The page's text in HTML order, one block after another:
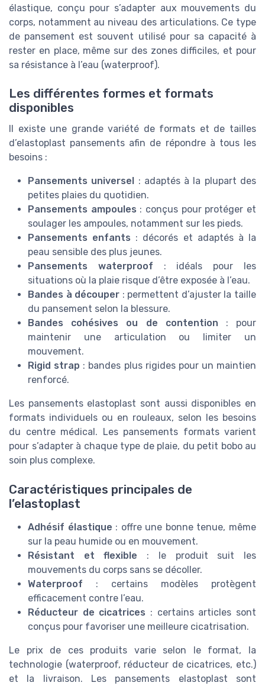
élastique, conçu pour s’adapter aux mouvements du
corps, notamment au niveau des articulations. Ce type
de pansement est souvent utilisé pour sa capacité à
rester en place, même sur des zones difficiles, et pour
sa résistance à l’eau (waterproof).
Les différentes formes et formats
disponibles
Il existe une grande variété de formats et de tailles
d’elastoplast pansements afin de répondre à tous les
besoins :
Pansements universel
: adaptés à la plupart des
petites plaies du quotidien.
Pansements ampoules : conçus pour protéger et
soulager les ampoules, notamment sur les pieds.
Pansements enfants : décorés et adaptés à la
peau sensible des plus jeunes.
Pansements waterproof : idéals pour les
situations où la plaie risque d’être exposée à l’eau.
Bandes à découper : permettent d’ajuster la taille
du pansement selon la blessure.
Bandes cohésives ou de contention : pour
maintenir une articulation ou limiter un
mouvement.
Rigid strap : bandes plus rigides pour un maintien
renforcé.
Les pansements elastoplast sont aussi disponibles en
formats individuels ou en rouleaux, selon les besoins
du centre médical. Les pansements formats varient
pour s’adapter à chaque type de plaie, du petit bobo au
soin plus complexe.
Caractéristiques principales de
l’elastoplast
Adhésif élastique : offre une bonne tenue, même
sur la peau humide ou en mouvement.
Résistant et flexible : le produit suit les
mouvements du corps sans se décoller.
Waterproof : certains modèles protègent
efficacement contre l’eau.
Réducteur de cicatrices : certains articles sont
conçus pour favoriser une meilleure cicatrisation.
Le prix de ces produits varie selon le format, la
technologie (waterproof, réducteur de cicatrices, etc.)
et la livraison. Les pansements elastoplast sont